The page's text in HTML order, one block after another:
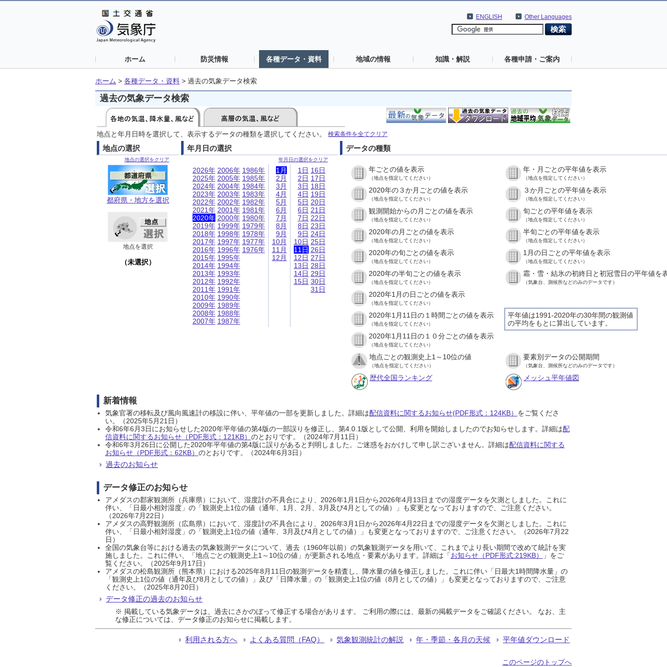
Other Languages
ENGLISH
ホーム 防災情報 各種データ・資料 地域の情報 知識・解説 各種申請・ご案内
ホーム > 各種データ・資料 > 過去の気象データ検索
過去の気象データ検索
地点と年月日時を選択して、表示するデータの種類を選択してください。 検索条件を全てクリア
地点の選択
地点の選択をクリア
都府県・地方を選択
地点を選択
（未選択）
年月日の選択
年月日の選択をクリア
2026年
2025年
2024年
2023年
2022年
2021年
2020年
2019年
2018年
2017年
2016年
2015年
2014年
2013年
2012年
2011年
2010年
2009年
2008年
2007年
2006年
2005年
2004年
2003年
2002年
2001年
2000年
1999年
1998年
1997年
1996年
1995年
1994年
1993年
1992年
1991年
1990年
1989年
1988年
1987年
1986年
1985年
1984年
1983年
1982年
1981年
1980年
1979年
1978年
1977年
1976年
1月
2月
3月
4月
5月
6月
7月
8月
9月
10月
11月
12月
1日
2日
3日
4日
5日
6日
7日
8日
9日
10日
11日
12日
13日
14日
15日
16日
17日
18日
19日
20日
21日
22日
23日
24日
25日
26日
27日
28日
29日
30日
31日
データの種類
年ごとの値を表示
（地点を指定してください）
年・月ごとの平年値を表示
（地点を指定してください）
2020年の３か月ごとの値を表示
（地点を指定してください）
３か月ごとの平年値を表示
（地点を指定してください）
観測開始からの月ごとの値を表示
（地点を指定してください）
旬ごとの平年値を表示
（地点を指定してください）
2020年の月ごとの値を表示
（地点を指定してください）
半旬ごとの平年値を表示
（地点を指定してください）
2020年の旬ごとの値を表示
（地点を指定してください）
1月の日ごとの平年値を表示
（地点を指定してください）
2020年の半旬ごとの値を表示
（地点を指定してください）
霜・雪・結氷の初終日と初冠雪日の平年値を
（気象台、測候所などのみのデータです）
2020年1月の日ごとの値を表示
（地点を指定してください）
平年値は1991-2020年の30年間の観測値
の平均をもとに算出しています。
2020年1月11日の１時間ごとの値を表示
（地点を指定してください）
2020年1月11日の１０分ごとの値を表示
（地点を指定してください）
地点ごとの観測史上1～10位の値
（地点を指定してください）
要素別データの公開期間
（気象台、測候所などのみのデータです）
歴代全国ランキング メッシュ平年値図
新着情報
気象官署の移転及び風向風速計の移設に伴い、平年値の一部を更新しました。詳細は配信資料に関するお知らせ(PDF形式：124KB） をご覧くださ
い。（2025年5月21日）
令和6年6月3日にお知らせした2020年平年値の第4版の一部誤りを修正し、第4.0.1版として公開、利用を開始しましたのでお知らせします。詳細は配
信資料に関するお知らせ（PDF形式：121KB） のとおりです。（2024年7月11日）
令和6年3月26日に公開した2020年平年値の第4版に誤りがあると判明しました。ご迷惑をおかけして申し訳ございません。詳細は配信資料に関する
お知らせ（PDF形式：62KB） のとおりです。（2024年6月3日）
過去のお知らせ
データ修正のお知らせ
アメダスの郡家観測所（兵庫県）において、湿度計の不具合により、2026年1月1日から2026年4月13日までの湿度データを欠測としました。これに
伴い、「日最小相対湿度」の「観測史上1位の値（通年、1月、2月、3月及び4月としての値）」も変更となっておりますので、ご注意ください。
（2026年7月22日）
アメダスの高野観測所（広島県）において、湿度計の不具合により、2026年3月1日から2026年4月22日までの湿度データを欠測としました。これに
伴い、「日最小相対湿度」の「観測史上1位の値（通年、3月及び4月としての値）」も変更となっておりますので、ご注意ください。（2026年7月22
日）
全国の気象台等における過去の気象観測データについて、過去（1960年以前）の気象観測データを用いて、これまでより長い期間で改めて統計を実
施しました。これに伴い、「地点ごとの観測史上1～10位の値」が更新される地点・要素があります。詳細は「お知らせ（PDF形式:219KB）
」をご
覧ください。（2025年9月17日）
アメダスの松島観測所（熊本県）における2025年8月11日の観測データを精査し、降水量の値を修正しました。これに伴い「日最大1時間降水量」の
「観測史上1位の値（通年及び8月としての値）」及び「日降水量」の「観測史上1位の値（8月としての値）」も変更となっておりますので、ご注意
ください。（2025年8月20日）
データ修正の過去のお知らせ
※ 掲載している気象データは、過去にさかのぼって修正する場合があります。 ご利用の際には、最新の掲載データをご確認ください。 なお、主
な修正については、データ修正のお知らせに掲載します。
利用される方へ よくある質問（FAQ） 気象観測統計の解説 年・季節・各月の天候 平年値ダウンロード
このページのトップへ